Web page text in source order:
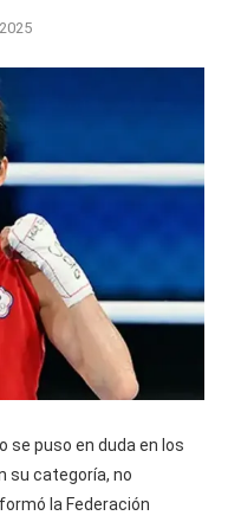
se puso en duda en los
su categoría, no
la Federación